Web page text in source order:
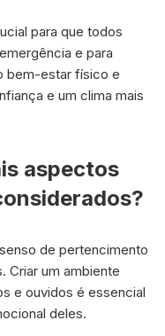
para que todos
e para
bem-estar físico e
e um clima mais
aspectos
de pertencimento
Criar um ambiente
e ouvidos é essencial
deles.